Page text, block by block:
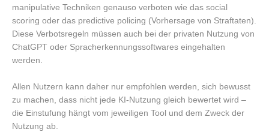
manipulative Techniken genauso verboten wie das social
scoring oder das predictive policing (Vorhersage von Straftaten).
Diese Verbotsregeln müssen auch bei der privaten Nutzung von
ChatGPT oder Spracherkennungssoftwares eingehalten
werden.
Allen Nutzern kann daher nur empfohlen werden, sich bewusst
zu machen, dass nicht jede KI-Nutzung gleich bewertet wird –
die Einstufung hängt vom jeweiligen Tool und dem Zweck der
Nutzung ab.